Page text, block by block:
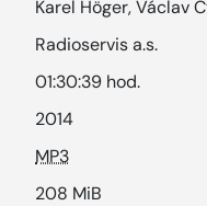
Karel Höger,Václav
Radioservis a.s.
01:30:39 hod.
2014
MP3
208 MiB